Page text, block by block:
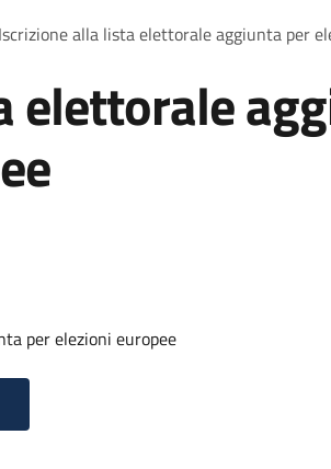
Iscrizione alla lista elettorale aggiunta per
elettorale
per elezioni europee